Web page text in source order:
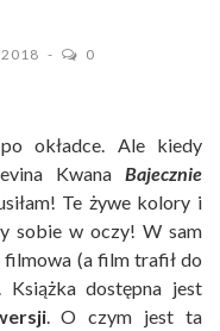
0
okładce. Ale kiedy
Kwana Bajecznie
Te żywe kolory i
sobie w oczy! W sam
filmowa (a film trafił do
dostępna jest
. O czym jest ta